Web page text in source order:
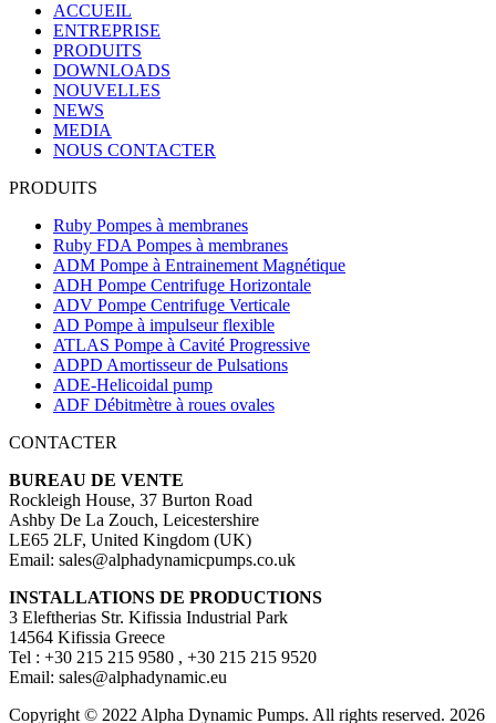
ACCUEIL
ENTREPRISE
PRODUITS
DOWNLOADS
NOUVELLES
NEWS
MEDIA
NOUS CONTACTER
PRODUITS
Ruby Pompes à membranes
Ruby FDA Pompes à membranes
ADM Pompe à Entrainement Magnétique
ADH Pompe Centrifuge Horizontale
ADV Pompe Centrifuge Verticale
AD Pompe à impulseur flexible
ATLAS Pompe à Cavité Progressive
ADPD Amortisseur de Pulsations
ADE-Helicoidal pump
ADF Débitmètre à roues ovales
CONTACTER
BUREAU DE VENTE
Rockleigh House, 37 Burton Road
Ashby De La Zouch, Leicestershire
LE65 2LF, United Kingdom (UK)
Email: sales@alphadynamicpumps.co.uk
INSTALLATIONS DE PRODUCTIONS
3 Eleftherias Str. Kifissia Industrial Park
14564 Kifissia Greece
Tel : +30 215 215 9580 , +30 215 215 9520
Email: sales@alphadynamic.eu
Copyright © 2022 Alpha Dynamic Pumps. All rights reserved. 2026